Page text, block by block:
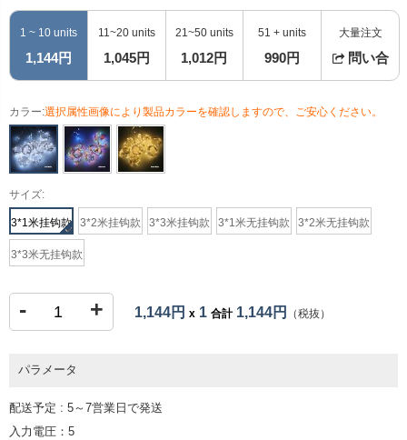
1 ~ 10 units
1,144円
11~20 units
1,045円
21~50 units
1,012円
51 + units
990円
大量注文
問い合
カラー:選択属性画像により製品カラーを確認しますので、ご安心ください。
サイズ:
3*1米挂钩款 3*2米挂钩款 3*3米挂钩款 3*1米无挂钩款 3*2米无挂钩款
3*3米无挂钩款
- + 1,144円 x 1 合計1,144円 （税抜）
パラメータ
配送予定 : 5～7営業日で発送
入力電圧：5